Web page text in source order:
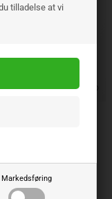
tilladelse at vi
Markedsføring
DKK ekskl. moms